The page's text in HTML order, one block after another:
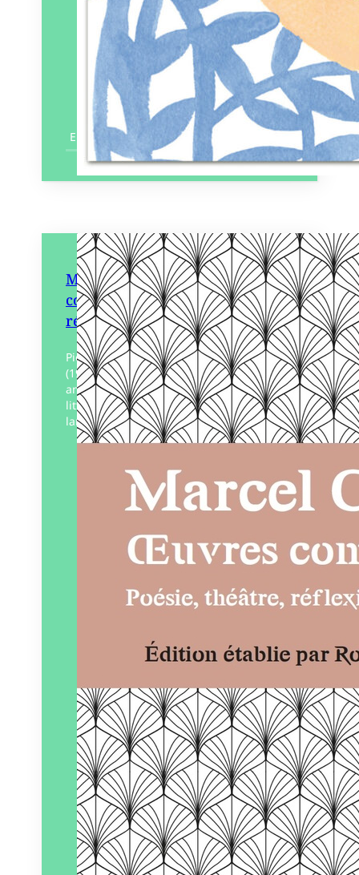
En savoir plus
Marcel Cabon Œuvres
complètes I Poésie, théâtre et
réflexions littéraires
Pionnier sur l’île Maurice, Marcel Cabon
(1912-1972) a nourri avec ferveur dès les
années 1930 un engagement politique,
littéraire et esthétique. Amoureux de la
langue française, gourmand d’écriture,…
Éditeur :
Atelier des
nomades
Paru le30/04/2024